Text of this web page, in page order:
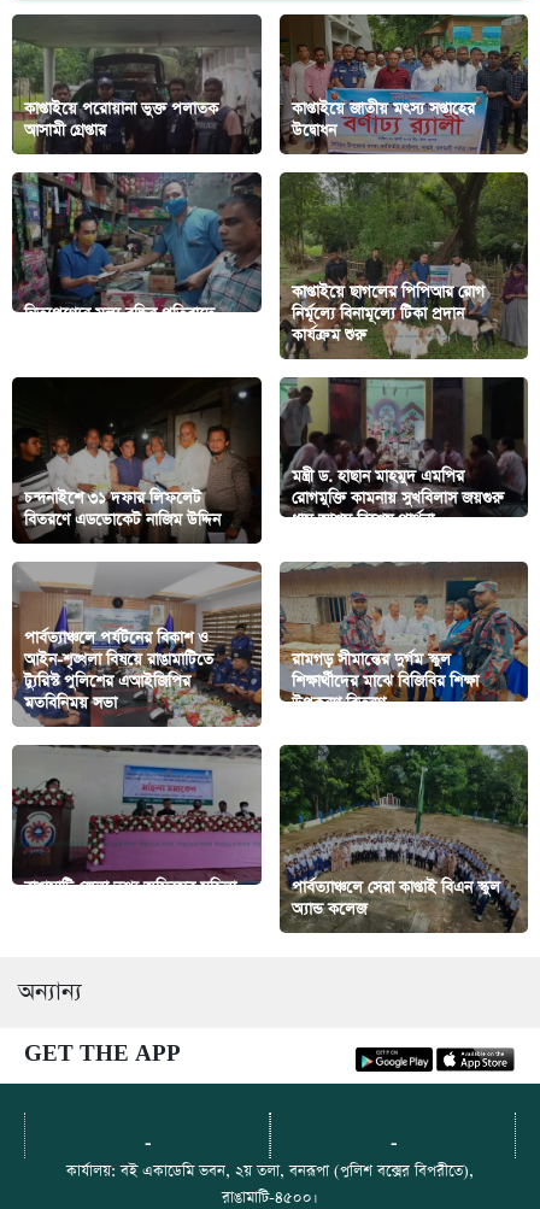
কাপ্তাইয়ে পরোয়ানা ভুক্ত পলাতক
আসামী গ্রেপ্তার
কাপ্তাইয়ে জাতীয় মৎস্য সপ্তাহের
উদ্বোধন
নিত্যপণ্যের মূল্য বৃদ্ধির প্রতিবাদে
কাপ্তাইয়ে ছাগলের পিপিআর রোগ
নির্মূল্যে বিনামূল্যে টিকা প্রদান
কার্যক্রম শুরু
চন্দনাইশে ৩১ দফার লিফলেট
বিতরণে এডভোকেট নাজিম উদ্দিন
মন্ত্রী ড. হাছান মাহমুদ এমপির
রোগমুক্তি কামনায় সুখবিলাস জয়গুরু
ধাম আশ্রম বিশেষ প্রার্থনা
পার্বত্যাঞ্চলে পর্যটনের বিকাশ ও
আইন-শৃঙ্খলা বিষয়ে রাঙামাটিতে
ট্যুরিস্ট পুলিশের এআইজিপির
মতবিনিময় সভা
রামগড় সীমান্তের দুর্গম স্কুল
শিক্ষার্থীদের মাঝে বিজিবির শিক্ষা
উপকরণ বিতরণ
রাঙামাটি জেলা তথ্য অফিসের মহিলা
পার্বত্যাঞ্চলে সেরা কাপ্তাই বিএন স্কুল
অ্যান্ড কলেজ
অন্যান্য
GET THE APP
- -
কার্যালয়: বই একাডেমি ভবন, ২য় তলা, বনরূপা (পুলিশ বক্সের বিপরীতে),
রাঙামাটি-৪৫০০।